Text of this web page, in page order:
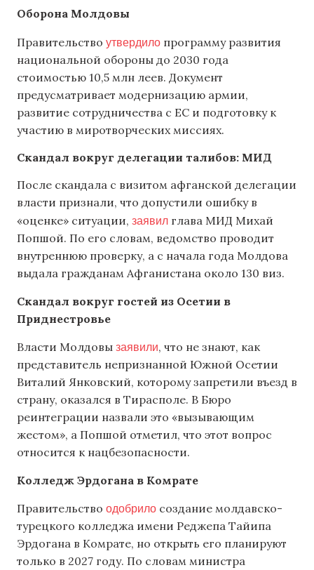
Оборона Молдовы
Правительство утвердило программу развития
национальной обороны до 2030 года
стоимостью 10,5 млн леев. Документ
предусматривает модернизацию армии,
развитие сотрудничества с ЕС и подготовку к
участию в миротворческих миссиях.
Скандал вокруг делегации талибов: МИД
После скандала с визитом афганской делегации
власти признали, что допустили ошибку в
«оценке» ситуации, заявил глава МИД Михай
Попшой. По его словам, ведомство проводит
внутреннюю проверку, а с начала года Молдова
выдала гражданам Афганистана около 130 виз.
Скандал вокруг гостей из Осетии в
Приднестровье
Власти Молдовы заявили, что не знают, как
представитель непризнанной Южной Осетии
Виталий Янковский, которому запретили въезд в
страну, оказался в Тирасполе. В Бюро
реинтеграции назвали это «вызывающим
жестом», а Попшой отметил, что этот вопрос
относится к нацбезопасности.
Колледж Эрдогана в Комрате
Правительство одобрило создание молдавско-
турецкого колледжа имени Реджепа Тайипа
Эрдогана в Комрате, но открыть его планируют
только в 2027 году. По словам министра